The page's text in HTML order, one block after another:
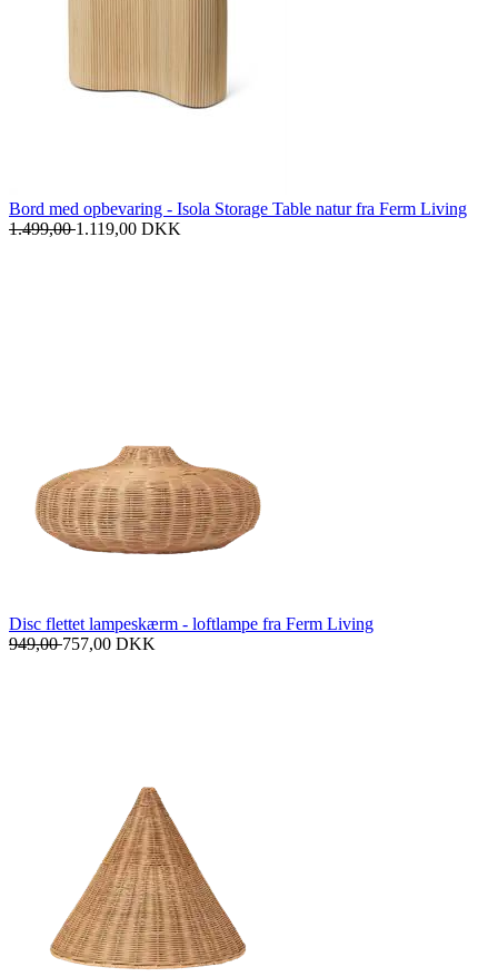
Bord med opbevaring - Isola Storage Table natur fra Ferm Living
1.499,001.119,00 DKK
Disc flettet lampeskærm - loftlampe fra Ferm Living
949,00757,00 DKK